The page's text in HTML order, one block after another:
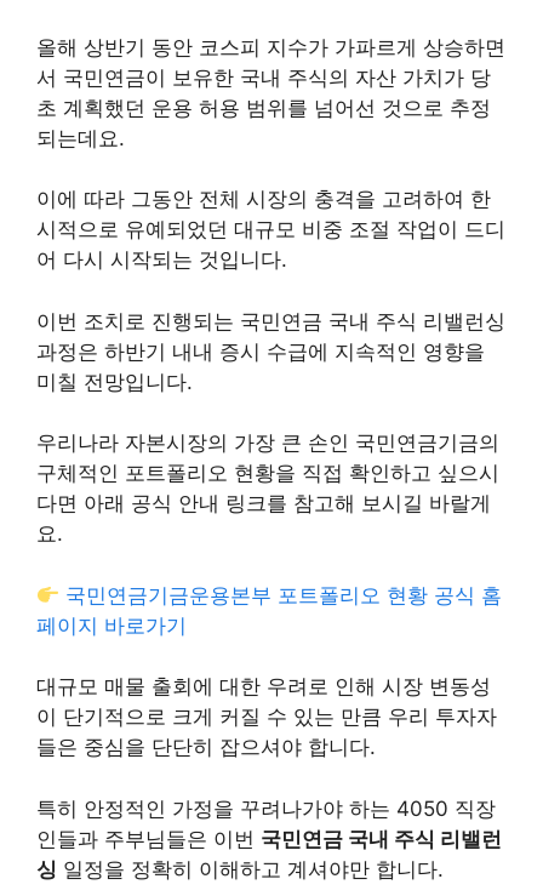
올해 상반기 동안 코스피 지수가 가파르게 상승하면
서 국민연금이 보유한 국내 주식의 자산 가치가 당
초 계획했던 운용 허용 범위를 넘어선 것으로 추정
되는데요.
이에 따라 그동안 전체 시장의 충격을 고려하여 한
시적으로 유예되었던 대규모 비중 조절 작업이 드디
어 다시 시작되는 것입니다.
이번 조치로 진행되는 국민연금 국내 주식 리밸런싱
과정은 하반기 내내 증시 수급에 지속적인 영향을
미칠 전망입니다.
우리나라 자본시장의 가장 큰 손인 국민연금기금의
구체적인 포트폴리오 현황을 직접 확인하고 싶으시
다면 아래 공식 안내 링크를 참고해 보시길 바랄게
요.
국민연금기금운용본부 포트폴리오 현황 공식 홈
페이지 바로가기
대규모 매물 출회에 대한 우려로 인해 시장 변동성
이 단기적으로 크게 커질 수 있는 만큼 우리 투자자
들은 중심을 단단히 잡으셔야 합니다.
특히 안정적인 가정을 꾸려나가야 하는 4050 직장
인들과 주부님들은 이번 국민연금 국내 주식 리밸런
싱 일정을 정확히 이해하고 계셔야만 합니다.